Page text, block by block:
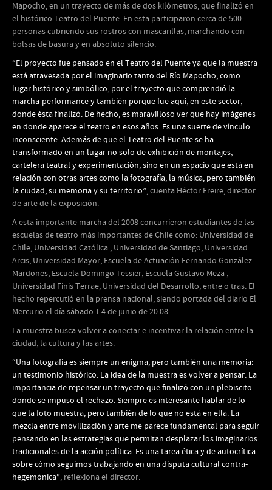
Mapocho, en un trayecto de más de dos kilómetros, que finalizó en
el histórico Teatro del Puente. En esta participaron cerca de 500
personas cubriendo sus rostros con mascarillas, marchando con
bolsas de basura y en absoluto silencio.
“El proyecto fue pensado en el Teatro del Puente ya que la muestra
está atravesada por el imaginario tanto del Río Mapocho, como
lugar histórico y simbólico, por el trayecto que comprendió la
marcha-performance y también porque fue aquí, en este sector,
donde ésta finalizó. De hecho, es maravilloso ver que hay imágenes
en donde aparece el teatro en esos años. Es una suerte de vínculo
inconsciente. Además de que el Teatro del Puente se ha
transformado en un lugar no solo de exhibición de montajes,
cartelera teatral y experimentación, sino en un espacio que está en
relación con otras artes como la fotografía, la música, pero también
la ciudad, su memoria y su territorio”, cuenta Héctor Freire, director
de arte de la exposición.
A esta importante marcha del 2008 concurrieron estudiantes de las
escuelas de teatro más importantes de Chile como: Universidad de
Chile, Universidad Católica , Universidad de Santiago, Universidad
Arcis, Universidad Mayor, Escuela de Actuación Fernando González
Mardones, Escuela Domingo Tessier, Escuela Gustavo Meza ,
Universidad Finis Terrae, Universidad del Desarrollo, entre o tras. El
hecho repercutió en la prensa nacional, siendo portada del diario El
Mercurio el día sábado 1 4 de junio de 20 08.
La muestra busca volver a conectar e incentivar la relación entre la
ciudad, la cultura y las artes.
“Una fotografía es siempre un enigma, pero también una memoria:
un testimonio histórico. La idea de la muestra es volver a pensar. La
importancia de repensar un trayecto que finalizó con un plebiscito
donde se impuso el rechazo. Siempre es interesante hablar de lo
que la foto muestra, pero también de lo que no está en ella. La
mezcla entre movilización y arte me parece fundamental para seguir
pensando en las estrategias que permitan desplazar los imaginarios
tradicionales de la acción política. Es una tarea ética y de autocrítica
sobre cómo seguimos trabajando en una disputa cultural contra-
hegemónica”, reflexiona el director.